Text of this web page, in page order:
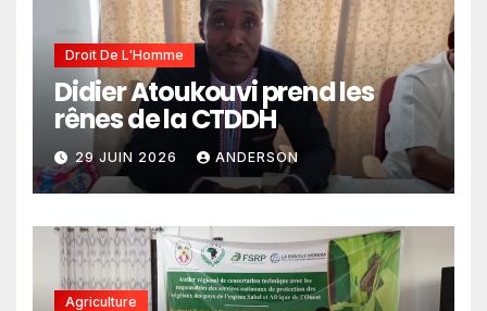
Droit De L'Homme
Didier Atoukouvi prend les
rênes de la CTDDH
29 JUIN 2026 ANDERSON
Agriculture